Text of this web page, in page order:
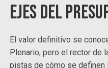
Ejes del
El valor definitivo se
Plenario, pero el rector de
pistas de cómo se definen